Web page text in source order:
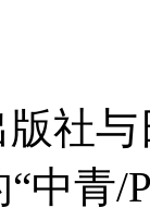
社
中青/